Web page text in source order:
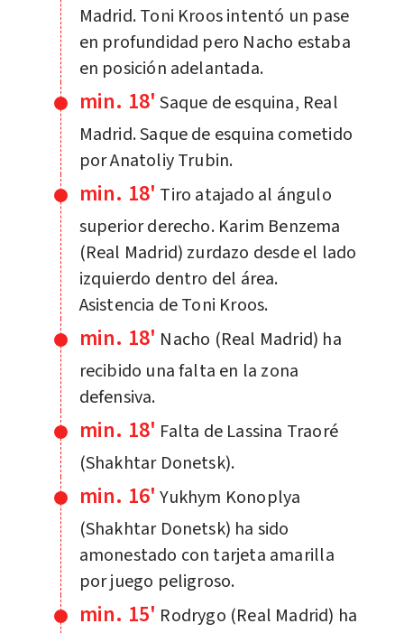
Madrid. Toni Kroos intentó un pase
en profundidad pero Nacho estaba
en posición adelantada.
min. 18' Saque de esquina, Real
Madrid. Saque de esquina cometido
por Anatoliy Trubin.
min. 18' Tiro atajado al ángulo
superior derecho. Karim Benzema
(Real Madrid) zurdazo desde el lado
izquierdo dentro del área.
Asistencia de Toni Kroos.
min. 18' Nacho (Real Madrid) ha
recibido una falta en la zona
defensiva.
min. 18' Falta de Lassina Traoré
(Shakhtar Donetsk).
min. 16' Yukhym Konoplya
(Shakhtar Donetsk) ha sido
amonestado con tarjeta amarilla
por juego peligroso.
min. 15' Rodrygo (Real Madrid) ha